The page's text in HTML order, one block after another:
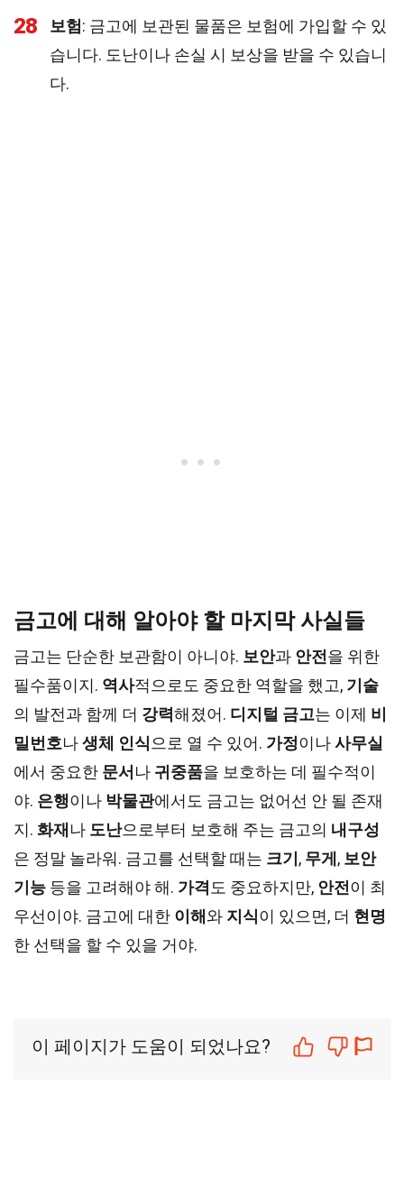
28 보험: 금고에 보관된 물품은 보험에 가입할 수 있
습니다. 도난이나 손실 시 보상을 받을 수 있습니
다.
금고에 대해 알아야 할 마지막 사실들
금고는 단순한 보관함이 아니야. 보안과 안전 을 위한
필수품이지. 역사적으로도 중요한 역할을 했고, 기술
의 발전과 함께 더 강력해졌어. 디지털 금고는 이제 비
밀번호나생체 인식 으로 열 수 있어. 가정이나사무실
에서 중요한 문서 나 귀중품을 보호하는 데 필수적이
야. 은행이나 박물관에서도 금고는 없어선 안 될 존재
지. 화재 나 도난으로부터 보호해 주는 금고의 내구성
은 정말 놀라워. 금고를 선택할 때는 크기 , 무게 , 보안
기능 등을 고려해야 해. 가격 도 중요하지만, 안전 이 최
우선이야. 금고에 대한 이해 와 지식이 있으면, 더 현명
한 선택을 할 수 있을 거야.
이 페이지가 도움이 되었나요?